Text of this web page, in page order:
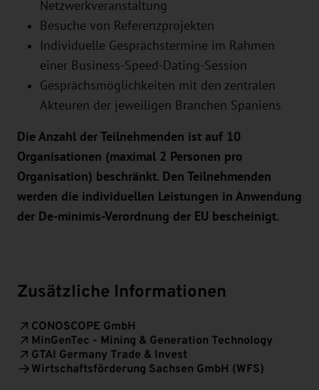
Netzwerkveranstaltung
Besuche von Referenzprojekten
Individuelle Gesprächstermine im Rahmen
einer Business-Speed-Dating-Session
Gesprächsmöglichkeiten mit den zentralen
Akteuren der jeweiligen Branchen Spaniens
Die Anzahl der Teilnehmenden ist auf 10
Organisationen (maximal 2 Personen pro
Organisation) beschränkt. Den Teilnehmenden
werden die individuellen Leistungen in Anwendung
der De-minimis-Verordnung der EU bescheinigt.
Zusätzliche Informationen
CONOSCOPE GmbH
MinGenTec - Mining & Generation Technology
GTAI Germany Trade & Invest
Wirtschaftsförderung Sachsen GmbH (WFS)